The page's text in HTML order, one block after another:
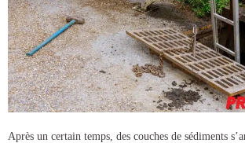
Après un certain temps, des couches de sédiments